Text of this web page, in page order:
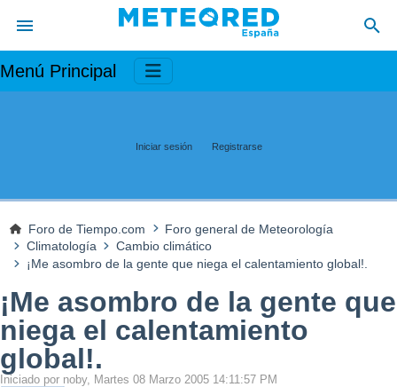
Menú Principal
Iniciar sesión Registrarse
Foro de Tiempo.com
Foro general de Meteorología
Climatología
Cambio climático
¡Me asombro de la gente que niega el calentamiento global!.
¡Me asombro de la gente que
niega el calentamiento
global!.
Iniciado por noby, Martes 08 Marzo 2005 14:11:57 PM